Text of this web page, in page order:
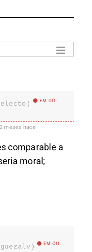
EM Off
2 meses hace
comparable a
moral;
EM Off